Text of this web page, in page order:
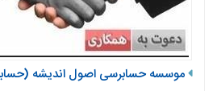
موسسه حسابرسی اصول اندیشه